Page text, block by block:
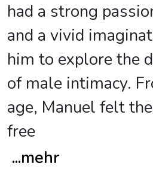
had a strong
and a vivid
him to explore the
of male intimacy.
age, Manuel felt
free
...mehr